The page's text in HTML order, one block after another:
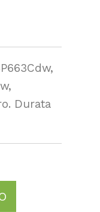
Durata